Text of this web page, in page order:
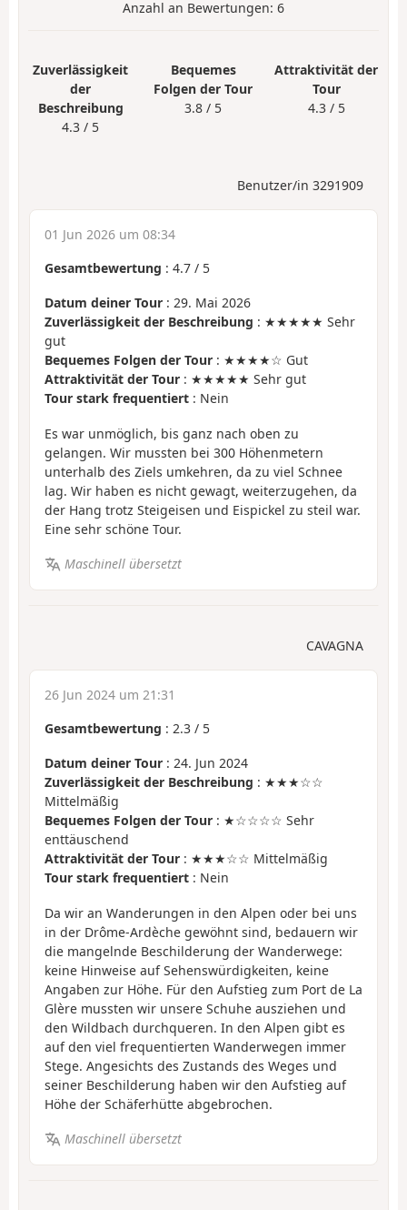
Anzahl an Bewertungen: 6
Zuverlässigkeit
der
Beschreibung
4.3 / 5
Bequemes
Folgen der Tour
3.8 / 5
Attraktivität der
Tour
4.3 / 5
Benutzer/in 3291909
01 Jun 2026 um 08:34
Gesamtbewertung : 4.7 / 5
Datum deiner Tour : 29. Mai 2026
Zuverlässigkeit der Beschreibung : ★★★★★ Sehr
gut
Bequemes Folgen der Tour : ★★★★☆ Gut
Attraktivität der Tour : ★★★★★ Sehr gut
Tour stark frequentiert : Nein
Es war unmöglich, bis ganz nach oben zu
gelangen. Wir mussten bei 300 Höhenmetern
unterhalb des Ziels umkehren, da zu viel Schnee
lag. Wir haben es nicht gewagt, weiterzugehen, da
der Hang trotz Steigeisen und Eispickel zu steil war.
Eine sehr schöne Tour.
Maschinell übersetzt
CAVAGNA
26 Jun 2024 um 21:31
Gesamtbewertung : 2.3 / 5
Datum deiner Tour : 24. Jun 2024
Zuverlässigkeit der Beschreibung : ★★★☆☆
Mittelmäßig
Bequemes Folgen der Tour : ★☆☆☆☆ Sehr
enttäuschend
Attraktivität der Tour : ★★★☆☆ Mittelmäßig
Tour stark frequentiert : Nein
Da wir an Wanderungen in den Alpen oder bei uns
in der Drôme-Ardèche gewöhnt sind, bedauern wir
die mangelnde Beschilderung der Wanderwege:
keine Hinweise auf Sehenswürdigkeiten, keine
Angaben zur Höhe. Für den Aufstieg zum Port de La
Glère mussten wir unsere Schuhe ausziehen und
den Wildbach durchqueren. In den Alpen gibt es
auf den viel frequentierten Wanderwegen immer
Stege. Angesichts des Zustands des Weges und
seiner Beschilderung haben wir den Aufstieg auf
Höhe der Schäferhütte abgebrochen.
Maschinell übersetzt